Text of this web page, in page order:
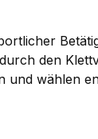
den
wählen